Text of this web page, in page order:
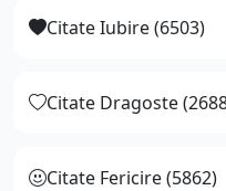
Citate Iubire (6503)
Citate Dragoste
Citate Fericire (5862)